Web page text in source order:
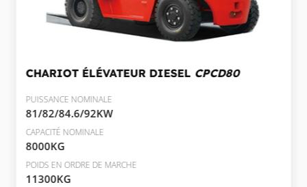
CHARIOT ÉLÉVATEUR DIESEL CPCD80
PUISSANCE NOMINALE
81/82/84.6/92KW
CAPACITÉ NOMINALE
8000KG
POIDS EN ORDRE DE MARCHE
11300KG